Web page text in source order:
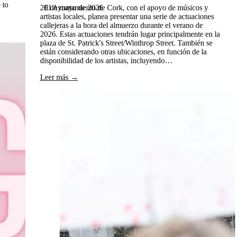
to
20 de mayo de 2026
El Ayuntamiento de Cork, con el apoyo de músicos y
artistas locales, planea presentar una serie de actuaciones
callejeras a la hora del almuerzo durante el verano de
2026. Estas actuaciones tendrán lugar principalmente en la
plaza de St. Patrick's Street/Winthrop Street. También se
están considerando otras ubicaciones, en función de la
disponibilidad de los artistas, incluyendo…
Leer más →